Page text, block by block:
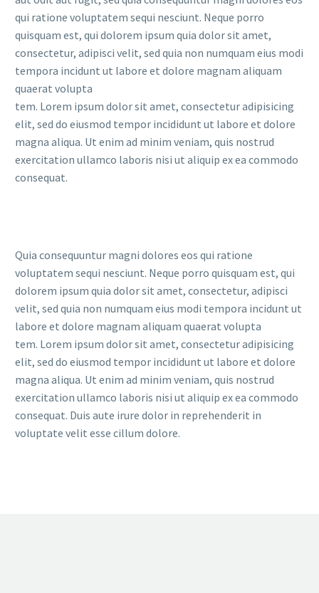
qui ratione voluptatem sequi nesciunt. Neque porro
quisquam est, qui dolorem ipsum quia dolor sit amet,
consectetur, adipisci velit, sed quia non numquam eius modi
tempora incidunt ut labore et dolore magnam aliquam
quaerat volupta
tem. Lorem ipsum dolor sit amet, consectetur adipisicing
elit, sed do eiusmod tempor incididunt ut labore et dolore
magna aliqua. Ut enim ad minim veniam, quis nostrud
exercitation ullamco laboris nisi ut aliquip ex ea commodo
consequat.
Quia consequuntur magni dolores eos qui ratione
voluptatem sequi nesciunt. Neque porro quisquam est, qui
dolorem ipsum quia dolor sit amet, consectetur, adipisci
velit, sed quia non numquam eius modi tempora incidunt ut
labore et dolore magnam aliquam quaerat volupta
tem. Lorem ipsum dolor sit amet, consectetur adipisicing
elit, sed do eiusmod tempor incididunt ut labore et dolore
magna aliqua. Ut enim ad minim veniam, quis nostrud
exercitation ullamco laboris nisi ut aliquip ex ea commodo
consequat. Duis aute irure dolor in reprehenderit in
voluptate velit esse cillum dolore.